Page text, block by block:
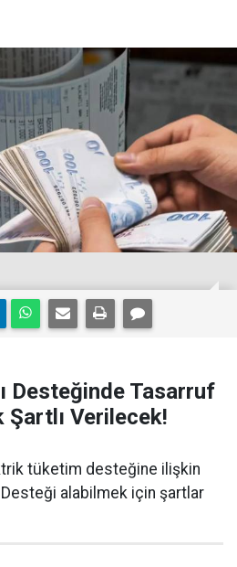
Desteğinde Tasarruf
Şartlı Verilecek!
tüketim desteğine ilişkin
Desteği alabilmek için şartlar